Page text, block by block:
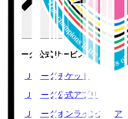
Ｊリーグ公式サービス
Ｊリーグチケット
Ｊリーグ公式アプリ
Ｊリーグオンラインストア